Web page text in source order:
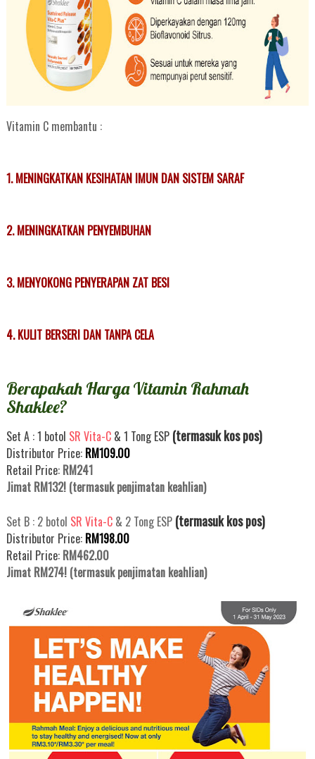
Vitamin C membantu :
1. MENINGKATKAN KESIHATAN IMUN DAN SISTEM SARAF
2. MENINGKATKAN PENYEMBUHAN
3. MENYOKONG PENYERAPAN ZAT BESI
4. KULIT BERSERI DAN TANPA CELA
Berapakah Harga Vitamin Rahmah
Shaklee?
Set A : 1 botol SR Vita-C& 1 Tong ESP (termasuk kos pos)
Distributor Price: RM109.00
Retail Price: RM241
Jimat RM132! (termasuk penjimatan keahlian)
Set B : 2 botol SR Vita-C& 2 Tong ESP (termasuk kos pos)
Distributor Price: RM198.00
Retail Price: RM462.00
Jimat RM274! (termasuk penjimatan keahlian)